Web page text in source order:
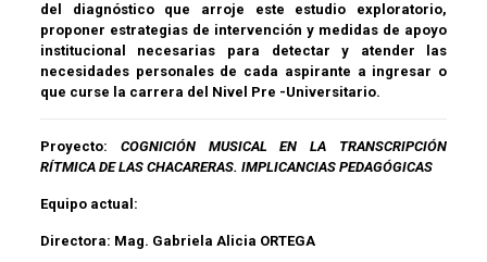
del diagnóstico que arroje este estudio exploratorio,
proponer estrategias de intervención y medidas de apoyo
institucional necesarias para detectar y atender las
necesidades personales de cada aspirante a ingresar o
que curse la carrera del Nivel Pre -Universitario.
Proyecto: COGNICIÓN MUSICAL EN LA TRANSCRIPCIÓN
RÍTMICA DE LAS CHACARERAS. IMPLICANCIAS PEDAGÓGICAS
Equipo actual:
Directora: Mag. Gabriela Alicia ORTEGA